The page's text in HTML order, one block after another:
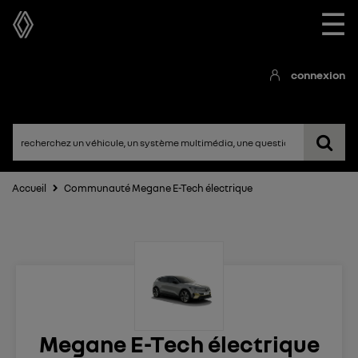
☰
connexion
Accueil Communauté Megane E-Tech électrique
Megane E-Tech électrique